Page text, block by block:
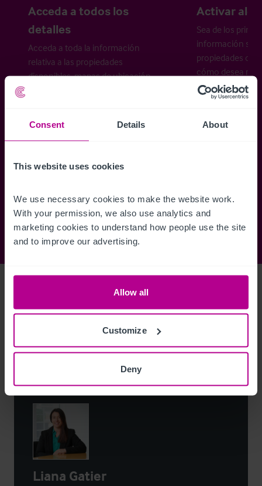
Consent Details About
This website uses cookies
We use necessary cookies to make the website work.
With your permission, we also use analytics and
marketing cookies to understand how people use the site
and to improve our advertising.
Allow all
Customize
Deny
Acceda a todos los
detalles
Acceda a toda la información
relativa a las propiedades
disponibles, mapas de ubicación,
Activar
Sea de los
información
propiedades
cómo desea
Liana Gatier